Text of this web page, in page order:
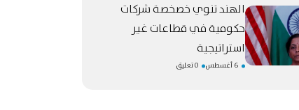
الهند تنوي خصخصة شركات
حكومية في قطاعات غير
استراتيجية
6 أغسطس 0 تعليق